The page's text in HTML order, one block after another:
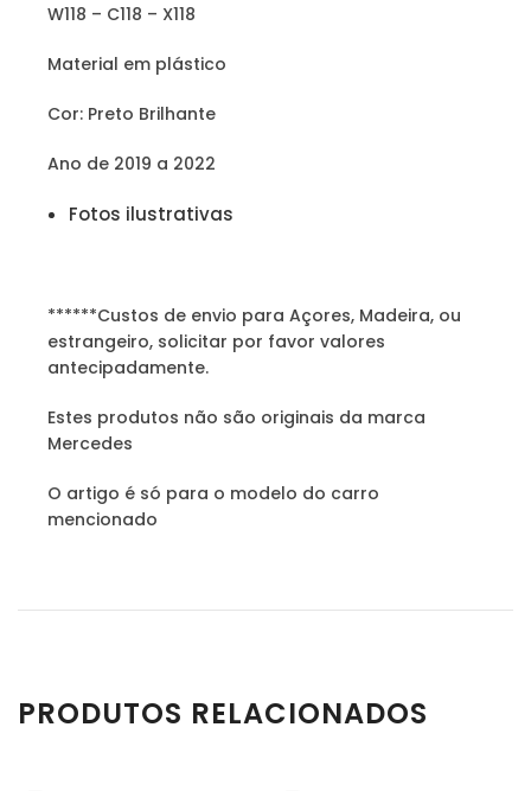
W118 – C118 – X118
Material em plástico
Cor: Preto Brilhante
Ano de 2019 a 2022
Fotos ilustrativas
******Custos de envio para Açores, Madeira, ou
estrangeiro, solicitar por favor valores
antecipadamente.
Estes produtos não são originais da marca
Mercedes
O artigo é só para o modelo do carro
mencionado
PRODUTOS RELACIONADOS